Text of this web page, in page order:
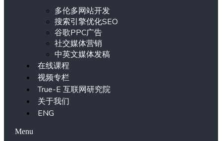
多伦多网站开发
搜索引擎优化SEO
谷歌PPC广告
社交媒体营销
中英文媒体发稿
在线课程
视频专栏
True-E 互联网研究院
关于我们
ENG
Menu